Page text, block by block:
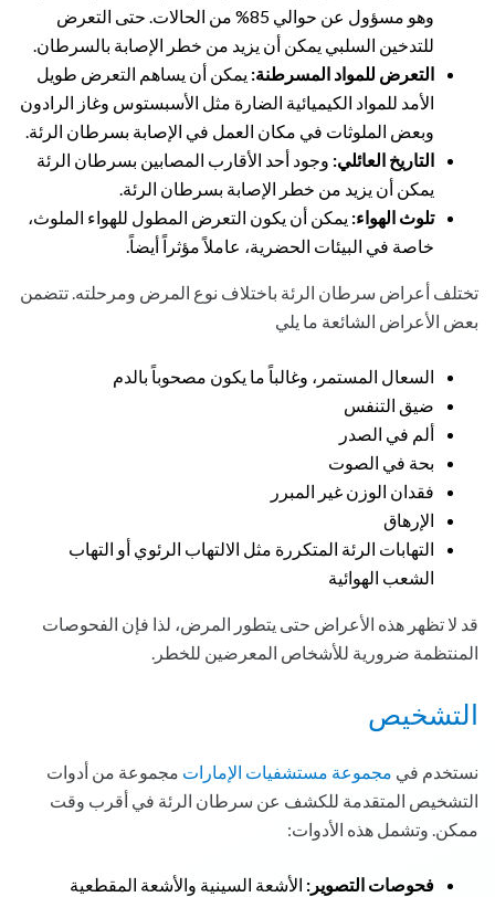
وهو مسؤول عن حوالي 85% من الحالات. حتى التعرض
للتدخين السلبي يمكن أن يزيد من خطر الإصابة بالسرطان.
التعرض للمواد المسرطنة: يمكن أن يساهم التعرض طويل
الأمد للمواد الكيميائية الضارة مثل الأسبستوس وغاز الرادون
وبعض الملوثات في مكان العمل في الإصابة بسرطان الرئة.
التاريخ العائلي: وجود أحد الأقارب المصابين بسرطان الرئة
يمكن أن يزيد من خطر الإصابة بسرطان الرئة.
تلوث الهواء: يمكن أن يكون التعرض المطول للهواء الملوث،
خاصة في البيئات الحضرية، عاملاً مؤثراً أيضاً.
تختلف أعراض سرطان الرئة باختلاف نوع المرض ومرحلته. تتضمن
بعض الأعراض الشائعة ما يلي
السعال المستمر، وغالباً ما يكون مصحوباً بالدم
ضيق التنفس
ألم في الصدر
بحة في الصوت
فقدان الوزن غير المبرر
الإرهاق
التهابات الرئة المتكررة مثل الالتهاب الرئوي أو التهاب
الشعب الهوائية
قد لا تظهر هذه الأعراض حتى يتطور المرض، لذا فإن الفحوصات
المنتظمة ضرورية للأشخاص المعرضين للخطر.
التشخيص
نستخدم في مجموعة مستشفيات الإمارات مجموعة من أدوات
التشخيص المتقدمة للكشف عن سرطان الرئة في أقرب وقت
ممكن. وتشمل هذه الأدوات:
فحوصات التصوير: الأشعة السينية والأشعة المقطعية